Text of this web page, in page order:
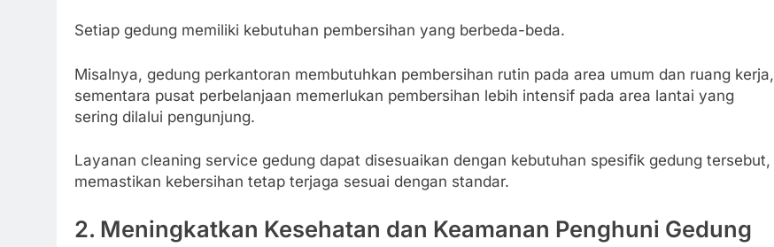
Setiap gedung memiliki kebutuhan pembersihan yang berbeda-beda.
Misalnya, gedung perkantoran membutuhkan pembersihan rutin pada area umum dan ruang kerja,
sementara pusat perbelanjaan memerlukan pembersihan lebih intensif pada area lantai yang
sering dilalui pengunjung.
Layanan cleaning service gedung dapat disesuaikan dengan kebutuhan spesifik gedung tersebut,
memastikan kebersihan tetap terjaga sesuai dengan standar.
2. Meningkatkan Kesehatan dan Keamanan Penghuni Gedung